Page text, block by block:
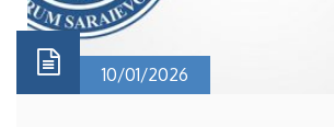
10/01/2026